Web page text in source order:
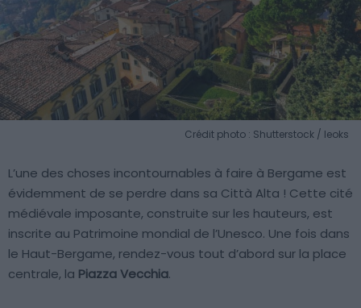
Crédit photo : Shutterstock / leoks
L’une des choses incontournables à faire à Bergame est
évidemment de se perdre dans sa Città Alta ! Cette cité
médiévale imposante, construite sur les hauteurs, est
inscrite au Patrimoine mondial de l’Unesco. Une fois dans
le Haut-Bergame, rendez-vous tout d’abord sur la place
centrale, la Piazza Vecchia.